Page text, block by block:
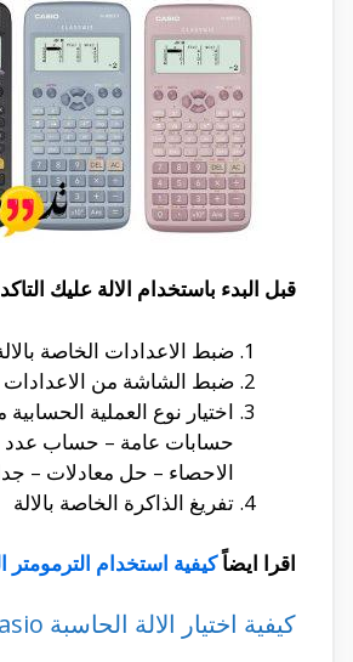
قبل البدء باستخدام الالة عليك
ضبط الاعدادات الخاصة
ضبط الشاشة من الاعدادات
حسابات عامة – حساب
الاحصاء – حل معادلات –
تفريغ الذاكرة الخاصة بالالة
اقرا ايضاًكيفية استخدام الترمومتر
كيفية اختيار الالة الحاسبة casio